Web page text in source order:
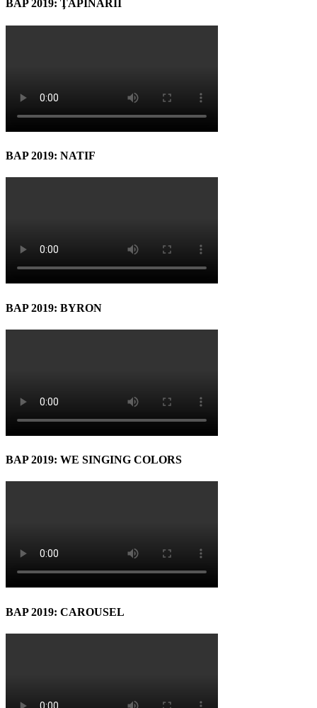
BAP 2019: ŢAPINARII
BAP 2019: NATIF
BAP 2019: BYRON
BAP 2019: WE SINGING COLORS
BAP 2019: CAROUSEL